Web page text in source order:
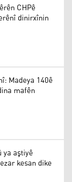
CHPê
dinirxînin
Madeya 140ê
mafên
ya aştiyê
kesan dike